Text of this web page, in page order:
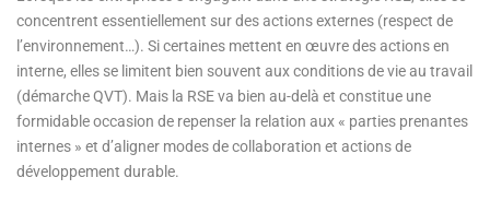
concentrent essentiellement sur des actions externes (respect de
l’environnement…). Si certaines mettent en œuvre des actions en
interne, elles se limitent bien souvent aux conditions de vie au travail
(démarche QVT). Mais la RSE va bien au-delà et constitue une
formidable occasion de repenser la relation aux « parties prenantes
internes » et d’aligner modes de collaboration et actions de
développement durable.